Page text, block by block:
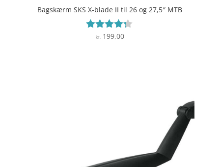
Bagskærm SKS X-blade II til 26 og 27,5″ MTB
Vurderet
kr. 199,00